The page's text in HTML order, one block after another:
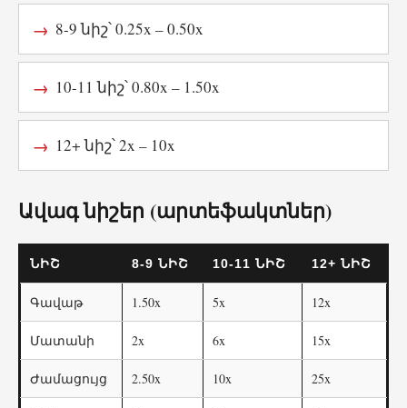
8-9 նիշ՝ 0.25x – 0.50x
10-11 նիշ՝ 0.80x – 1.50x
12+ նիշ՝ 2x – 10x
Ավագ նիշեր (արտեֆակտներ)
ՆԻՇ 8-9 ՆԻՇ 10-11 ՆԻՇ 12+ ՆԻՇ
Գավաթ 1.50x 5x 12x
Մատանի 2x 6x 15x
Ժամացույց 2.50x 10x 25x